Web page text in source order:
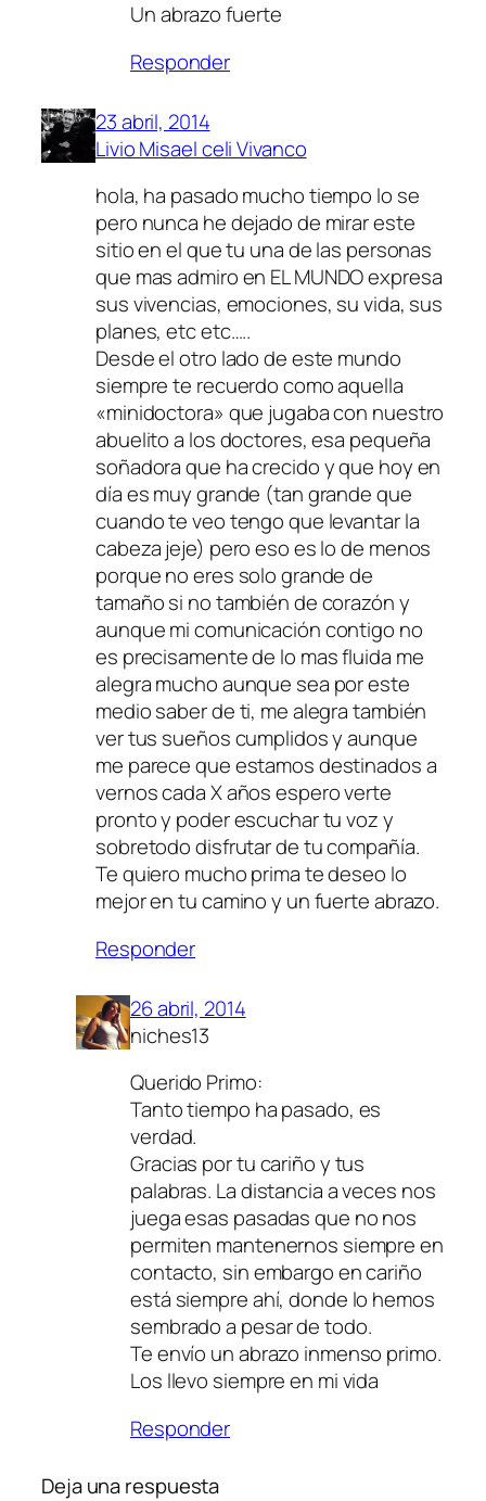
Un abrazo fuerte
Responder
23 abril, 2014
Livio Misael celi Vivanco
hola, ha pasado mucho tiempo lo se
pero nunca he dejado de mirar este
sitio en el que tu una de las personas
que mas admiro en EL MUNDO expresa
sus vivencias, emociones, su vida, sus
planes, etc etc…..
Desde el otro lado de este mundo
siempre te recuerdo como aquella
«minidoctora» que jugaba con nuestro
abuelito a los doctores, esa pequeña
soñadora que ha crecido y que hoy en
día es muy grande (tan grande que
cuando te veo tengo que levantar la
cabeza jeje) pero eso es lo de menos
porque no eres solo grande de
tamaño si no también de corazón y
aunque mi comunicación contigo no
es precisamente de lo mas fluida me
alegra mucho aunque sea por este
medio saber de ti, me alegra también
ver tus sueños cumplidos y aunque
me parece que estamos destinados a
vernos cada X años espero verte
pronto y poder escuchar tu voz y
sobretodo disfrutar de tu compañía.
Te quiero mucho prima te deseo lo
mejor en tu camino y un fuerte abrazo.
Responder
26 abril, 2014
niches13
Querido Primo:
Tanto tiempo ha pasado, es
verdad.
Gracias por tu cariño y tus
palabras. La distancia a veces nos
juega esas pasadas que no nos
permiten mantenernos siempre en
contacto, sin embargo en cariño
está siempre ahí, donde lo hemos
sembrado a pesar de todo.
Te envío un abrazo inmenso primo.
Los llevo siempre en mi vida
Responder
Deja una respuesta